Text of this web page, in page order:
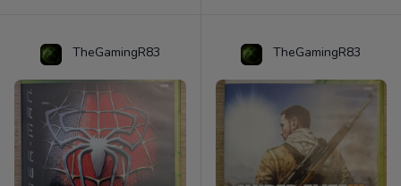
TheGamingR83 TheGamingR83